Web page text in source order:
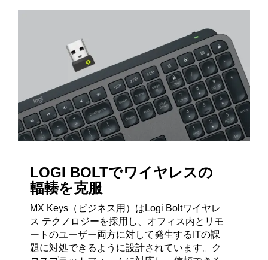
LOGI BOLTでワイヤレスの
輻輳を克服
MX Keys（ビジネス用）はLogi Boltワイヤレ
ス テクノロジーを採用し、オフィス内とリモ
ートのユーザー両方に対して発生するITの課
題に対処できるように設計されています。ク